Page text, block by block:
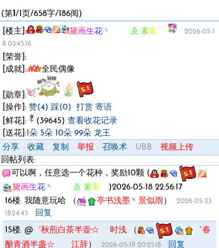
(第1 /1页/658字/186阅)
[楼主]: 黛画生花丶 ゑ 素素ゞ
2026-05-1
8 03:45:16
[荣誉]:
[成就]:
全民偶像
[勋章]:
[操作]: 赞(4) 踩(0) 打赏 寄语
[鲜花]:
(39645) 查看收花记录
[送花]:1朵 5朵 10朵 99朵 龙王
分享
收藏 复制 举报 召唤术 UBB
视频上传
回帖列表:
可以啊，任意选一个花种，奖励10颗 (
黛画生花丶 ゑ 素素ゞ
)2026-05-18 22:56:17
16楼. 我随意玩哈 （ 亭书浅墨丶景似雨 ）
2026-05-23
18:24:43
回复
15楼. @ ゛秋煎白茶半壶☆ 时浅 （
゛春
酿青酒半盏☆ 江辞） 2026-05-19 20:25:18 回复